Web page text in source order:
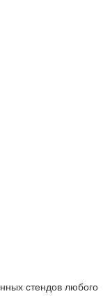
стендов любого